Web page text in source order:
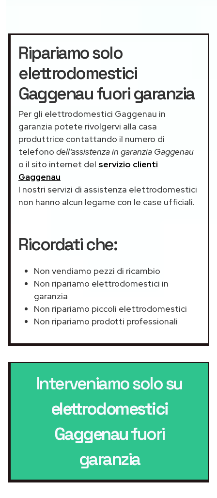
Ripariamo solo
elettrodomestici
Gaggenau fuori garanzia
Per gli elettrodomestici Gaggenau in
garanzia potete rivolgervi alla casa
produttrice contattando il numero di
telefono dell’assistenza in garanzia Gaggenau
o il sito internet del servizio clienti
Gaggenau
I nostri servizi di assistenza elettrodomestici
non hanno alcun legame con le case ufficiali.
Ricordati che:
Non vendiamo pezzi di ricambio
Non ripariamo elettrodomestici in
garanzia
Non ripariamo piccoli elettrodomestici
Non ripariamo prodotti professionali
Interveniamo solo su
elettrodomestici
Gaggenaufuori
garanzia